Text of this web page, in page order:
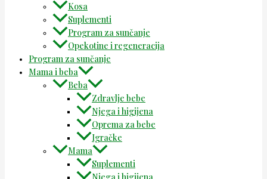
Kosa
Suplementi
Program za sunčanje
Opekotine i regeneracija
Program za sunčanje
Mama i beba
Beba
Zdravlje bebe
Njega i higijena
Oprema za bebe
Igračke
Mama
Suplementi